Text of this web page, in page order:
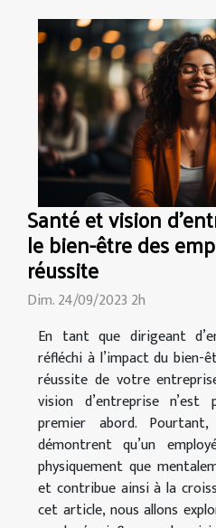
Santé et vision
le bien-être des
réussite
Dim. 24/09/2023 2h
En tant que dirigeant
réfléchi à l’impact du bien-
réussite de votre
vision d’entreprise
premier abord.
démontrent qu’un
physiquement que
et contribue ainsi à la
cet article, nous allons